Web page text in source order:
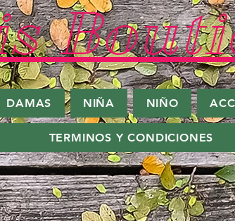
DAMAS NIÑA NIÑO
TERMINOS Y CONDICIONES